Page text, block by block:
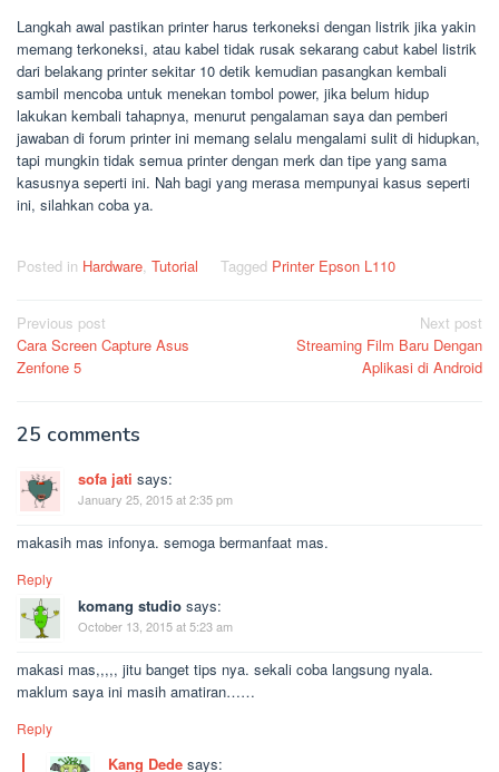
Langkah awal pastikan printer harus terkoneksi dengan listrik jika yakin
memang terkoneksi, atau kabel tidak rusak sekarang cabut kabel listrik
dari belakang printer sekitar 10 detik kemudian pasangkan kembali
sambil mencoba untuk menekan tombol power, jika belum hidup
lakukan kembali tahapnya, menurut pengalaman saya dan pemberi
jawaban di forum printer ini memang selalu mengalami sulit di hidupkan,
tapi mungkin tidak semua printer dengan merk dan tipe yang sama
kasusnya seperti ini. Nah bagi yang merasa mempunyai kasus seperti
ini, silahkan coba ya.
Posted in Hardware, Tutorial Tagged Printer Epson L110
Post
navigation
Previous post
Cara Screen Capture Asus
Zenfone 5
Next post
Streaming Film Baru Dengan
Aplikasi di Android
25 comments
sofa jati says:
January 25, 2015 at 2:35 pm
makasih mas infonya. semoga bermanfaat mas.
Reply
komang studio says:
October 13, 2015 at 5:23 am
makasi mas,,,,, jitu banget tips nya. sekali coba langsung nyala.
maklum saya ini masih amatiran……
Reply
Kang Dede says: